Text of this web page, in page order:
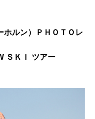
ホルン）
ＰＨＯＴＯレ
ＳＫＩ ツアー